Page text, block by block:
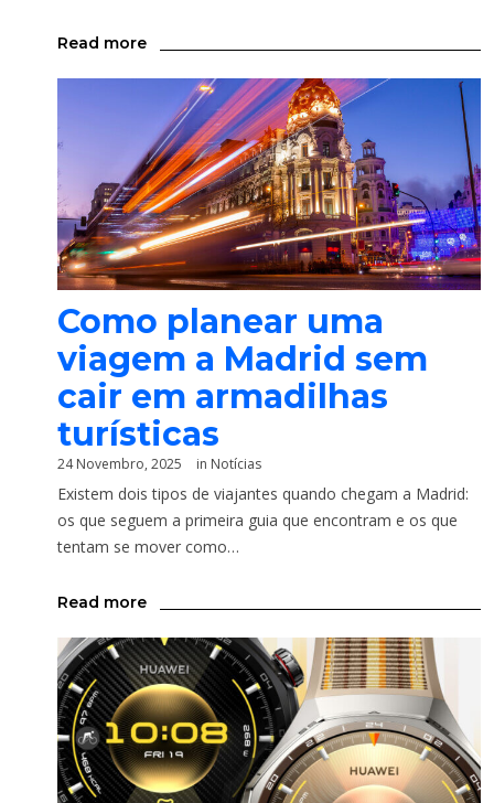
Read more
Como planear uma
viagem a Madrid sem
cair em armadilhas
turísticas
24 Novembro, 2025 in Notícias
Existem dois tipos de viajantes quando chegam a Madrid:
os que seguem a primeira guia que encontram e os que
tentam se mover como…
Read more